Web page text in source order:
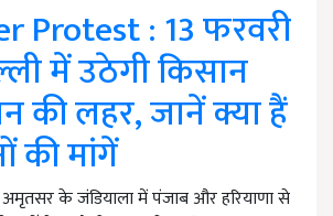
Protest : 13 फरवरी
में उठेगी किसान
की लहर, जानें क्या हैं
की मांगें
के जंडियाला में पंजाब और हरियाणा से